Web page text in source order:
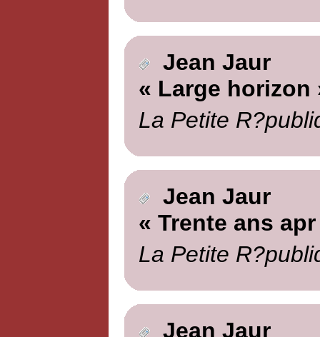
Jean Jaur
« Large horizon
La Petite
Jean Jaur
« Trente ans apr
La Petite
Jean Jaur